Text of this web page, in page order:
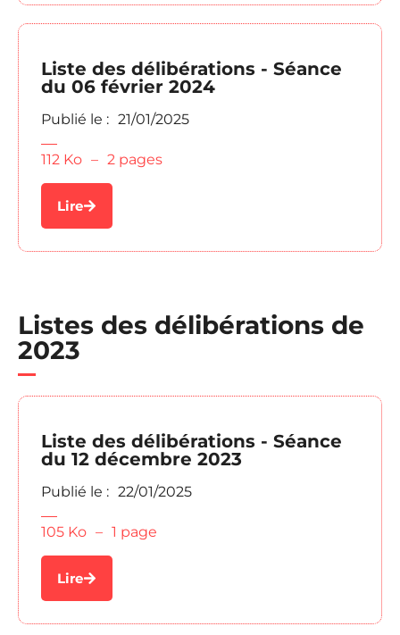
Liste des délibérations - Séance
du 06 février 2024
Publié le : 21/01/2025
112 Ko – 2 pages
Lire
Listes des délibérations de
2023
Liste des délibérations - Séance
du 12 décembre 2023
Publié le : 22/01/2025
105 Ko – 1 page
Lire